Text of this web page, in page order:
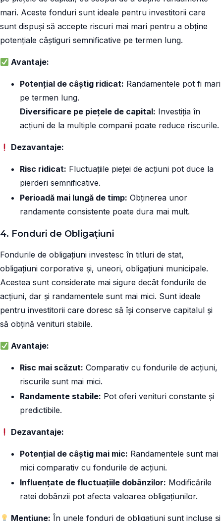
mari. Aceste fonduri sunt ideale pentru investitorii care
sunt dispuși să accepte riscuri mai mari pentru a obține
potențiale câștiguri semnificative pe termen lung.
Avantaje:
Potențial de câștig ridicat: Randamentele pot fi mari
pe termen lung.
Diversificare pe piețele de capital: Investiția în
acțiuni de la multiple companii poate reduce riscurile.
Dezavantaje:
Risc ridicat: Fluctuațiile pieței de acțiuni pot duce la
pierderi semnificative.
Perioadă mai lungă de timp: Obținerea unor
randamente consistente poate dura mai mult.
4. Fonduri de Obligațiuni
Fondurile de obligațiuni investesc în titluri de stat,
obligațiuni corporative și, uneori, obligațiuni municipale.
Acestea sunt considerate mai sigure decât fondurile de
acțiuni, dar și randamentele sunt mai mici. Sunt ideale
pentru investitorii care doresc să își conserve capitalul și
să obțină venituri stabile.
Avantaje:
Risc mai scăzut: Comparativ cu fondurile de acțiuni,
riscurile sunt mai mici.
Randamente stabile: Pot oferi venituri constante și
predictibile.
Dezavantaje:
Potențial de câștig mai mic: Randamentele sunt mai
mici comparativ cu fondurile de acțiuni.
Influențate de fluctuațiile dobânzilor: Modificările
ratei dobânzii pot afecta valoarea obligațiunilor.
Mențiune: În unele fonduri de obligațiuni sunt incluse și